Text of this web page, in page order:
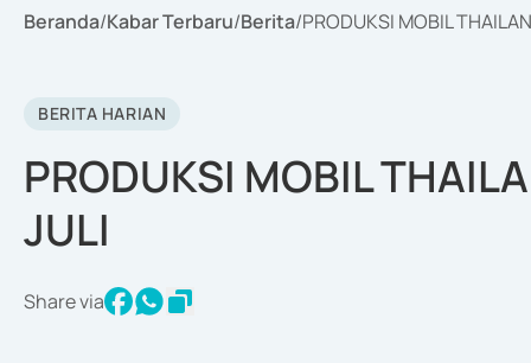
Beranda/Kabar Terbaru/Berita/PRODUKSI MOBIL
BERITA HARIAN
PRODUKSI MOBIL
JULI
Share via